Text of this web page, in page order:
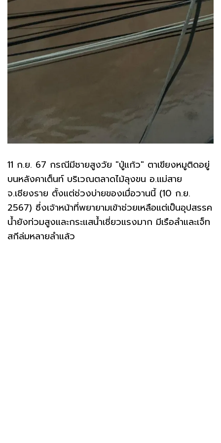
11 ก.ย. 67 กรณีมีชายสูงวัย "ปู่แก้ว" ตาเขียงหมูติดอยู่
บนหลังคาเต็นท์ บริเวณตลาดไม้ลุงขน อ.แม่สาย
จ.เชียงราย ตั้งแต่ช่วงบ่ายของเมื่อวานนี้ (10 ก.ย.
2567) ซึ่งเจ้าหน้าที่พยายามเข้าช่วยเหลือแต่เป็นอุปสรรค
น้ำยังท่วมสูงและกระแสน้ำเชี่ยวแรงมาก มีเรือลำและเจ็ท
สกีล่มหลายลำแล้ว